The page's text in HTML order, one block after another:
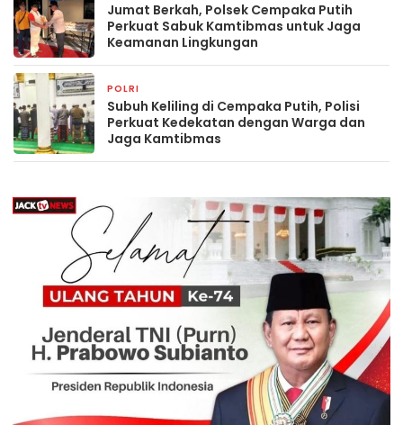
Jumat Berkah, Polsek Cempaka Putih
Perkuat Sabuk Kamtibmas untuk Jaga
Keamanan Lingkungan
POLRI
Subuh Keliling di Cempaka Putih, Polisi
Perkuat Kedekatan dengan Warga dan
Jaga Kamtibmas